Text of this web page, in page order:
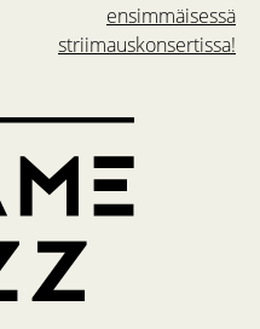
ensimmäisessä
striimauskonsertissa!